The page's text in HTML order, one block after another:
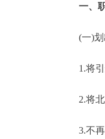
走进北京
一、
(一)划
1.将引
2.将北
3.不再